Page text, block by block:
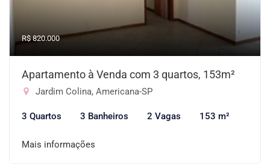
R$ 820.000
Apartamento à Venda com 3 quartos, 153m²
Jardim Colina, Americana-SP
3 Quartos 3 Banheiros 2 Vagas 153 m²
Mais informações